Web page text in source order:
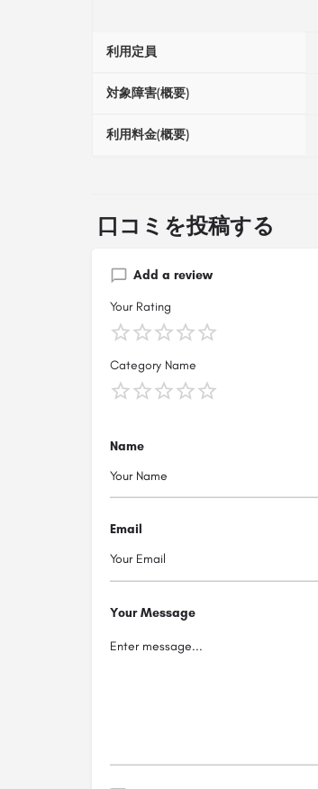
利用定員
対象障害(概要)
利用料金(概要)
口コミを投稿する
Add a review
Your Rating
Category Name
Name
Email
Your Message